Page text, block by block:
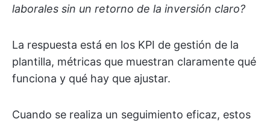
laborales sin un retorno de la inversión claro?
La respuesta está en los KPI de gestión de la
plantilla, métricas que muestran claramente qué
funciona y qué hay que ajustar.
Cuando se realiza un seguimiento eficaz, estos